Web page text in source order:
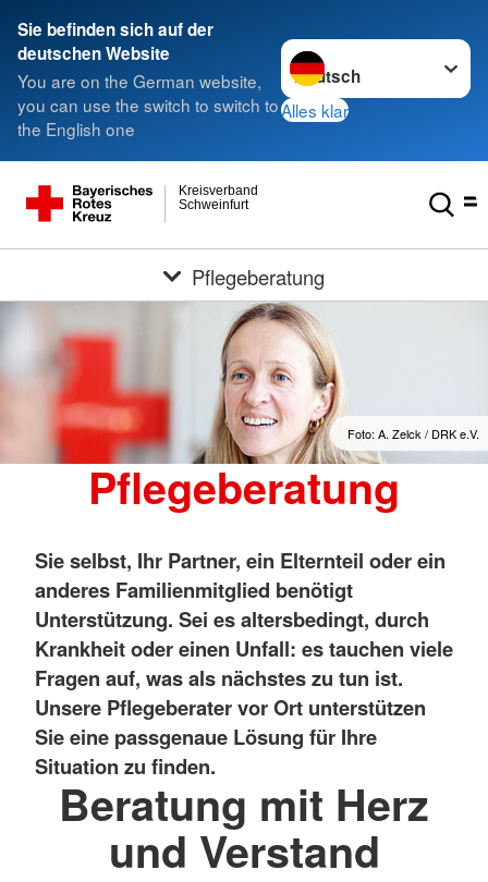
Sie befinden sich auf der
deutschen Website
You are on the German website,
you can use the switch to switch to
the English one
Sprache wechseln zu
Alles klar
Schweinfurt
Kreisverband
Pflegeberatung
Foto: A. Zelck / DRK e.V.
Pflegeberatung
Sie selbst, Ihr Partner, ein Elternteil oder ein
anderes Familienmitglied benötigt
Unterstützung. Sei es altersbedingt, durch
Krankheit oder einen Unfall: es tauchen viele
Fragen auf, was als nächstes zu tun ist.
Unsere Pflegeberater vor Ort unterstützen
Sie eine passgenaue Lösung für Ihre
Situation zu finden.
Beratung mit Herz
und Verstand